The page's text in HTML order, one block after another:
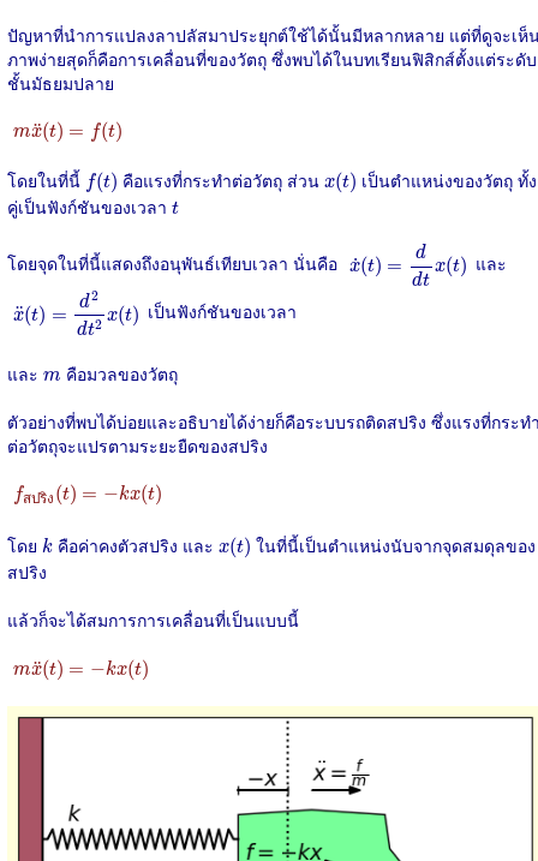
ปัญหาที่นำการแปลงลาปลัสมาประยุกต์ใช้ได้นั้นมีหลากหลาย แต่ที่ดูจะเห็
ภาพง่ายสุดก็คือการเคลื่อนที่ของวัตถุ ซึ่งพบได้ในบทเรียนฟิสิกส์ตั้งแต่ระดับ
ชั้นมัธยมปลาย
m¨
x(t) = f(t)
mx¨(t)= )
โดยในที่นี้ f(t)
f(t) คือแรงที่กระทำต่อวัตถุ ส่วน x(t)
x(t) เป็นตำแหน่งของวัตถุ ทั้ง
คู่เป็นฟังก์ชันของเวลา t
t
โดยจุดในที่นี้แสดงถึงอนุพันธ์เทียบเวลา นั่นคือ ˙
x(t) =
d
dt
x(t)
tx
และ
¨
x(t) = d2
dt2 x(t)
dt2
เป็นฟังก์ชันของเวลา
และ m
m คือมวลของวัตถุ
ตัวอย่างที่พบได้บ่อยและอธิบายได้ง่ายก็คือระบบรถติดสปริง ซึ่งแรงที่กระท
ต่อวัตถุจะแปรตามระยะยืดของสปริง
fสปรง (t) = −kx(t)
ส (t) (t)
โดย k
k คือค่าคงตัวสปริง และ x(t)
x(t) ในที่นี้เป็นตำแหน่งนับจากจุดสมดุลของ
สปริง
แล้วก็จะได้สมการการเคลื่อนที่เป็นแบบนี้
m¨
x(t) = −kx(t)
mx¨(t)= (t)